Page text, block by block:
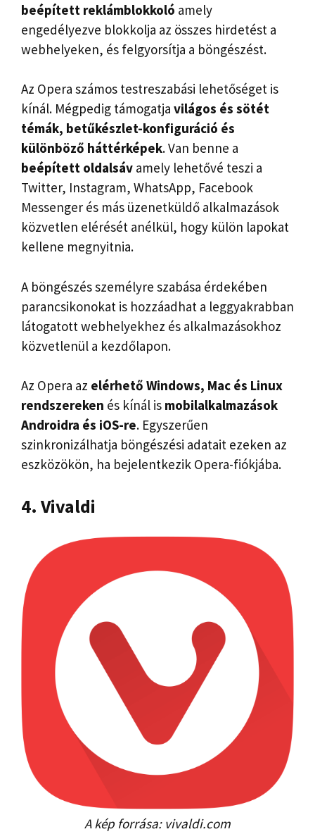
beépített reklámblokkoló amely
engedélyezve blokkolja az összes hirdetést a
webhelyeken, és felgyorsítja a böngészést.
Az Opera számos testreszabási lehetőséget is
kínál. Mégpedig támogatja világos és sötét
témák, betűkészlet-konfiguráció és
különböző háttérképek. Van benne a
beépített oldalsáv amely lehetővé teszi a
Twitter, Instagram, WhatsApp, Facebook
Messenger és más üzenetküldő alkalmazások
közvetlen elérését anélkül, hogy külön lapokat
kellene megnyitnia.
A böngészés személyre szabása érdekében
parancsikonokat is hozzáadhat a leggyakrabban
látogatott webhelyekhez és alkalmazásokhoz
közvetlenül a kezdőlapon.
Az Opera az elérhető Windows, Mac és Linux
rendszereken és kínál is mobilalkalmazások
Androidra és iOS-re. Egyszerűen
szinkronizálhatja böngészési adatait ezeken az
eszközökön, ha bejelentkezik Opera-fiókjába.
4. Vivaldi
A kép forrása: vivaldi.com